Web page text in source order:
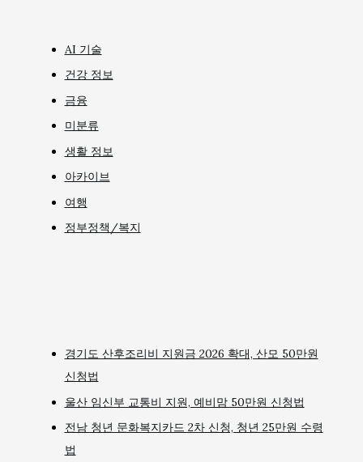
AI 기술
건강 정보
금융
미분류
생활 정보
아카이브
여행
정부정책/복지
경기도 산후조리비 지원금 2026 확대, 산모 50만원
신청법
울산 임신부 교통비 지원, 예비맘 50만원 신청법
전남 청년 문화복지카드 2차 신청, 청년 25만원 수령
법